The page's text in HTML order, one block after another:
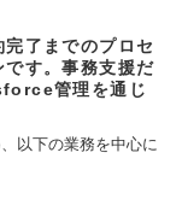
了までのプロセ
です。事務支援だ
管理を通じ
以下の業務を中心に